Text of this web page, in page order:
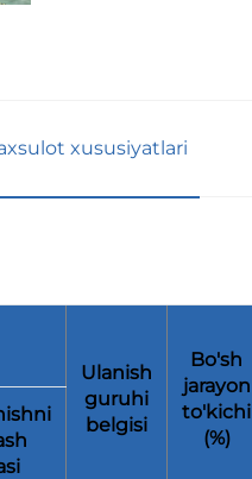
xususiyatlari
Ulanish
guruhi
belgisi
Bo'sh
jarayon
to'kichi
(%)